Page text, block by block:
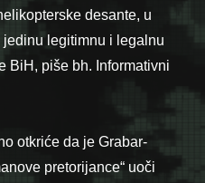
desante, u
legitimnu i legalnu
BiH, piše bh. Informativni
otkriće da je Grabar-
pretorijance“ uoči